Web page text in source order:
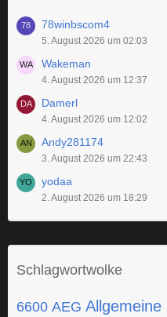
78winbscom4
5. August 2026 um 02:03
Wakeman
4. August 2026 um 12:37
Damerl
4. August 2026 um 12:02
Andy281174
3. August 2026 um 22:43
yodaa
2. August 2026 um 18:29
Schlagwortwolke
6600 AEG Allgemeine